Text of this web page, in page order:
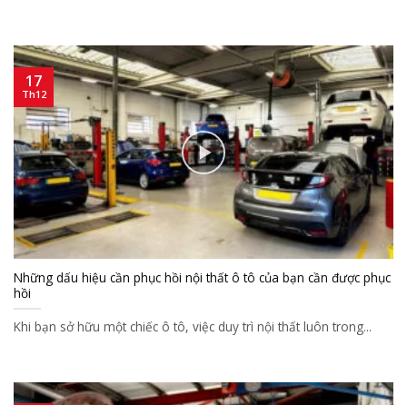
Những dấu hiệu cần phục hồi nội thất ô tô của bạn cần được phục
hồi
Khi bạn sở hữu một chiếc ô tô, việc duy trì nội thất luôn trong...
17
Th12